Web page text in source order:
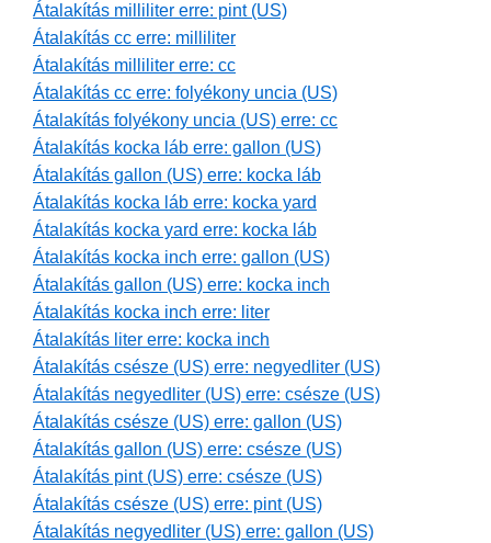
Átalakítás milliliter erre: pint (US)
Átalakítás cc erre: milliliter
Átalakítás milliliter erre: cc
Átalakítás cc erre: folyékony uncia (US)
Átalakítás folyékony uncia (US) erre: cc
Átalakítás kocka láb erre: gallon (US)
Átalakítás gallon (US) erre: kocka láb
Átalakítás kocka láb erre: kocka yard
Átalakítás kocka yard erre: kocka láb
Átalakítás kocka inch erre: gallon (US)
Átalakítás gallon (US) erre: kocka inch
Átalakítás kocka inch erre: liter
Átalakítás liter erre: kocka inch
Átalakítás csésze (US) erre: negyedliter (US)
Átalakítás negyedliter (US) erre: csésze (US)
Átalakítás csésze (US) erre: gallon (US)
Átalakítás gallon (US) erre: csésze (US)
Átalakítás pint (US) erre: csésze (US)
Átalakítás csésze (US) erre: pint (US)
Átalakítás negyedliter (US) erre: gallon (US)